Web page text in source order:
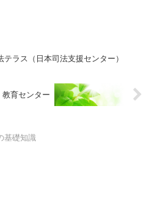
テラス（日本司法支援センター）
教育センター
基礎知識